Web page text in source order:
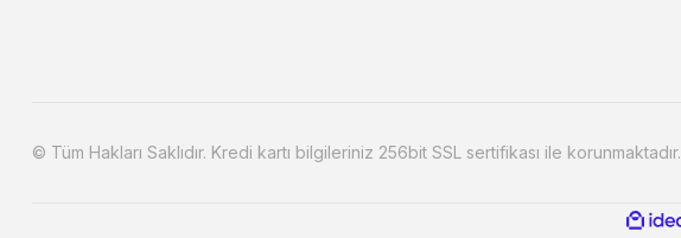
© Tüm Hakları Saklıdır. Kredi kartı bilgileriniz 256bit SSL sertifikası ile korunmaktadır.